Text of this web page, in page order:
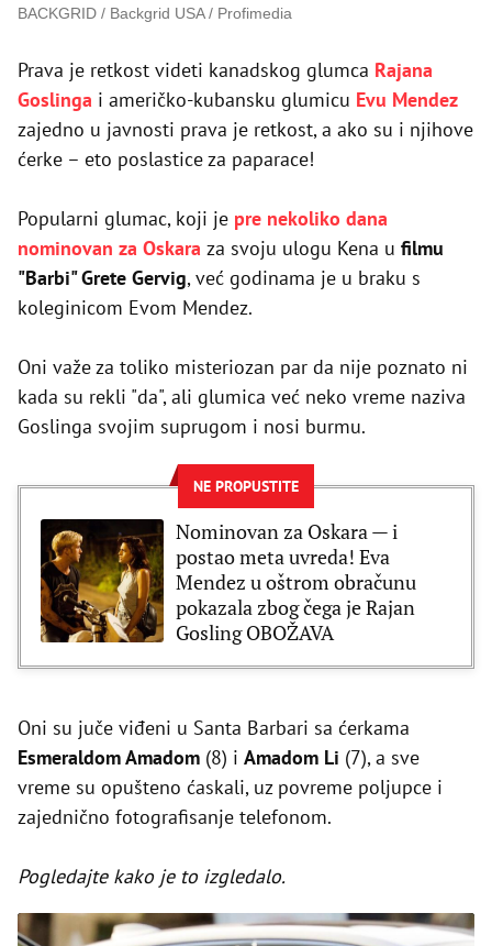
BACKGRID / Backgrid USA / Profimedia
Prava je retkost videti kanadskog glumca Rajana
Goslinga i američko-kubansku glumicu Evu Mendez
zajedno u javnosti prava je retkost, a ako su i njihove
ćerke – eto poslastice za paparace!
Popularni glumac, koji je pre nekoliko dana
nominovan za Oskara za svoju ulogu Kena u filmu
"Barbi" Grete Gervig, već godinama je u braku s
koleginicom Evom Mendez.
Oni važe za toliko misteriozan par da nije poznato ni
kada su rekli "da", ali glumica već neko vreme naziva
Goslinga svojim suprugom i nosi burmu.
NE PROPUSTITE
Nominovan za Oskara — i
postao meta uvreda! Eva
Mendez u oštrom obračunu
pokazala zbog čega je Rajan
Gosling OBOŽAVA
Oni su juče viđeni u Santa Barbari sa ćerkama
Esmeraldom Amadom (8) i Amadom Li (7), a sve
vreme su opušteno ćaskali, uz povreme poljupce i
zajednično fotografisanje telefonom.
Pogledajte kako je to izgledalo.